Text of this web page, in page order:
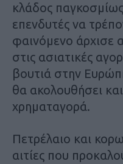
κλάδος
επενδυτές να
φαινόμενο άρχισε
στις ασιατικές
βουτιά στην
θα ακολουθήσει
χρηματαγορά.
Πετρέλαιο και
αιτίες που